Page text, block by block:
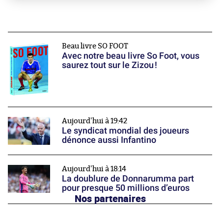
Beau livre SO FOOT
Avec notre beau livre So Foot, vous
saurez tout sur le Zizou !
Aujourd'hui à 19:42
Le syndicat mondial des joueurs
dénonce aussi Infantino
Aujourd'hui à 18:14
La doublure de Donnarumma part
pour presque 50 millions d’euros
Nos partenaires